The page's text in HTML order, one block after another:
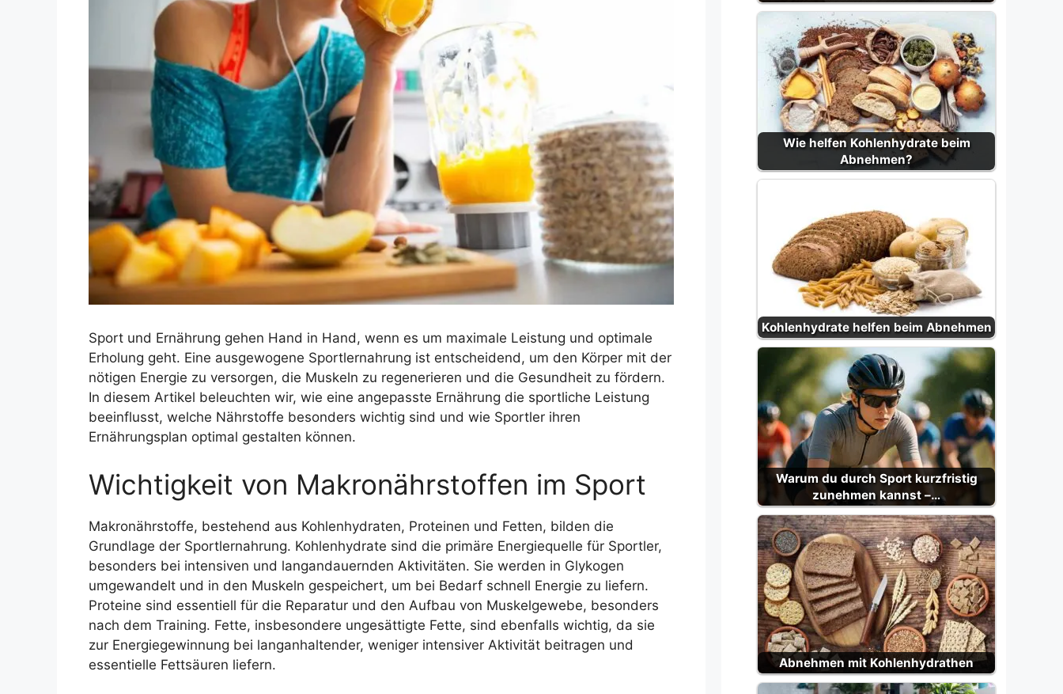
Sport und Ernährung gehen Hand in Hand, wenn es um maximale Leistung und optimale
Erholung geht. Eine ausgewogene Sportlernahrung ist entscheidend, um den Körper mit der
nötigen Energie zu versorgen, die Muskeln zu regenerieren und die Gesundheit zu fördern.
In diesem Artikel beleuchten wir, wie eine angepasste Ernährung die sportliche Leistung
beeinflusst, welche Nährstoffe besonders wichtig sind und wie Sportler ihren
Ernährungsplan optimal gestalten können.
Wichtigkeit von Makronährstoffen im Sport
Makronährstoffe, bestehend aus Kohlenhydraten, Proteinen und Fetten, bilden die
Grundlage der Sportlernahrung. Kohlenhydrate sind die primäre Energiequelle für Sportler,
besonders bei intensiven und langandauernden Aktivitäten. Sie werden in Glykogen
umgewandelt und in den Muskeln gespeichert, um bei Bedarf schnell Energie zu liefern.
Proteine sind essentiell für die Reparatur und den Aufbau von Muskelgewebe, besonders
nach dem Training. Fette, insbesondere ungesättigte Fette, sind ebenfalls wichtig, da sie
zur Energiegewinnung bei langanhaltender, weniger intensiver Aktivität beitragen und
essentielle Fettsäuren liefern.
Wie helfen Kohlenhydrate beim
Abnehmen?
Kohlenhydrate helfen beim Abnehmen
Warum du durch Sport kurzfristig
zunehmen kannst –…
Abnehmen mit Kohlenhydrathen